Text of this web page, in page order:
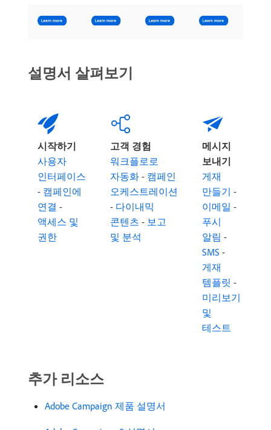
설명서 살펴보기
시작하기
사용자
인터페이스
- 캠페인에
연결 -
액세스 및
권한
고객 경험
워크플로로
자동화 - 캠페인
오케스트레이션
- 다이내믹
콘텐츠 - 보고
및 분석
메시지
보내기
게재
만들기 -
이메일 -
푸시
알림 -
SMS -
게재
템플릿 -
미리보기
및
테스트
추가 리소스
Adobe Campaign 제품 설명서